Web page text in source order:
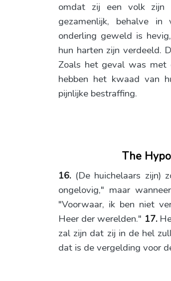
omdat zij een volk zijn
gezamenlijk, behalve
onderling geweld is
hun harten zijn verdeeld.
Zoals het geval was met
hebben het kwaad van
pijnlijke bestraffing.
The
16. (De huichelaars zijn)
ongelovig," maar
"Voorwaar, ik ben niet
Heer der werelden." 17.
zal zijn dat zij in de hel
dat is de vergelding voor